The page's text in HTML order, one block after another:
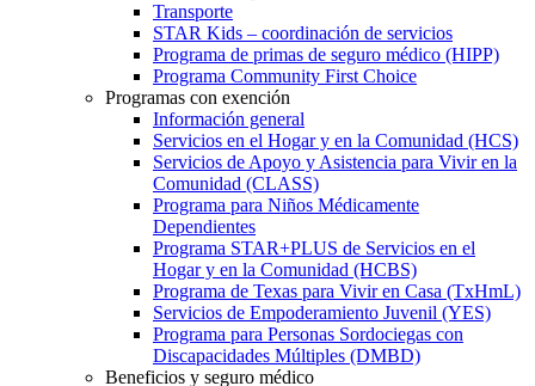
Transporte
STAR Kids – coordinación de servicios
Programa de primas de seguro médico (HIPP)
Programa Community First Choice
Programas con exención
Información general
Servicios en el Hogar y en la Comunidad (HCS)
Servicios de Apoyo y Asistencia para Vivir en la
Comunidad (CLASS)
Programa para Niños Médicamente
Dependientes
Programa STAR+PLUS de Servicios en el
Hogar y en la Comunidad (HCBS)
Programa de Texas para Vivir en Casa (TxHmL)
Servicios de Empoderamiento Juvenil (YES)
Programa para Personas Sordociegas con
Discapacidades Múltiples (DMBD)
Beneficios y seguro médico